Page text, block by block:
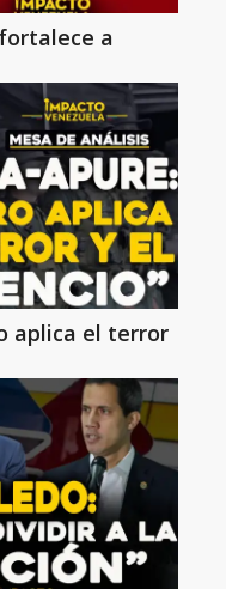
a
aplica el terror